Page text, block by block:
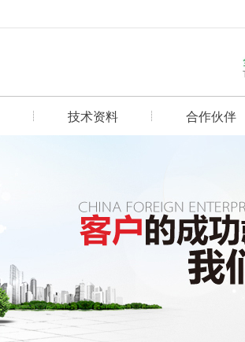
技术资料 合作伙伴